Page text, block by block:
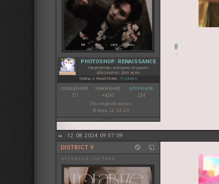
PHOTOSHOP: RENAISSANCE
творчество, которое открыто
абсолютно для всех
ТЕМЫ С РАБОТАМИ: ГРАФИКА
СООБЩЕНИЙ:
721
УВАЖЕНИЕ:
+4295
ФЛОРИНОВ:
234
Последний визит:
Вчера 11:39:43
0
12.08.2024 09:57:09
DISTRICT 9
активный участник